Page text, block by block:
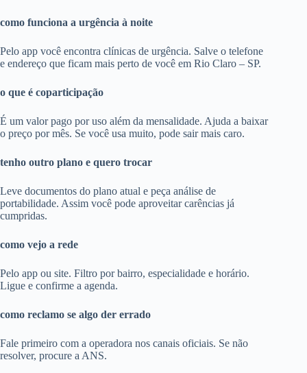
como funciona a urgência à noite
Pelo app você encontra clínicas de urgência. Salve o telefone
e endereço que ficam mais perto de você em Rio Claro – SP.
o que é coparticipação
É um valor pago por uso além da mensalidade. Ajuda a baixar
o preço por mês. Se você usa muito, pode sair mais caro.
tenho outro plano e quero trocar
Leve documentos do plano atual e peça análise de
portabilidade. Assim você pode aproveitar carências já
cumpridas.
como vejo a rede
Pelo app ou site. Filtro por bairro, especialidade e horário.
Ligue e confirme a agenda.
como reclamo se algo der errado
Fale primeiro com a operadora nos canais oficiais. Se não
resolver, procure a ANS.